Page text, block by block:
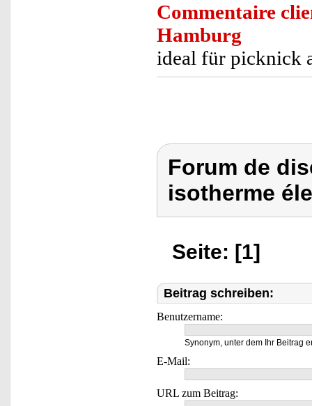
Commentaire
Hamburg
ideal für picknick
Forum de
isotherme
Seite: [1]
Beitrag schreiben:
Benutzername:
Synonym, unter dem Ihr Beitrag
E-Mail:
URL zum Beitrag: